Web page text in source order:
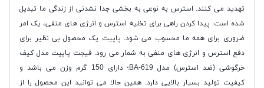
تهدید می کنند. استرس به نوعی به بخشی جدا نشدنی از زندگی ما تبدیل
شده است. پیدا کردن راهی برای تخلیه استرس و انرژی های منفی، یک امر
ضروری برای همه ما محسوب می شود. پاپیت یک محصول بی نظیر برای
دفع استرس و انرژی های منفی به شمار می رود. فیجت پاپیت مدل کیف
خرگوشی (ضد استرس) مدل BA-619؛ دارای 150 گرم وزن می باشد و
کیفیت تولید بسیار بالایی دارد. همین حالا می توانید این محصول را از